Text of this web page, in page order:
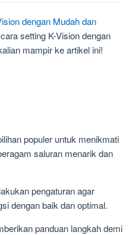
dengan Mudah dan
setting K-Vision dengan
mampir ke artikel ini!
populer untuk menikmati
saluran menarik dan
pengaturan agar
dengan baik dan optimal.
panduan langkah demi